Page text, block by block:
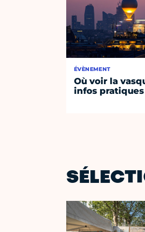
ÉVÈNEMENT
Où voir la
infos pratiques